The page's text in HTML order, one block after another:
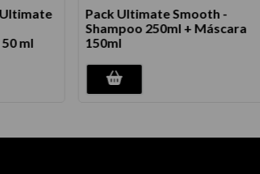
ml
Pack Ultimate Smooth -
Shampoo 250ml + Máscara
150ml